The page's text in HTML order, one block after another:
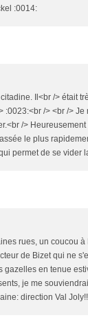
:0014:
Il<br /> était
/> <br />
/>
le plus
permet de se vider
rues, un coucou
de Bizet qui ne
gazelles en tenue
je me
direction Val Joly!!